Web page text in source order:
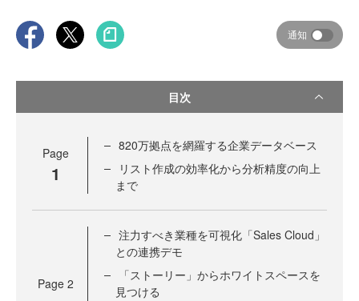
通知
目次
Page
1
820万拠点を網羅する企業データベース
リスト作成の効率化から分析精度の向上
まで
Page 2
注力すべき業種を可視化「Sales Cloud」
との連携デモ
「ストーリー」からホワイトスペースを
見つける